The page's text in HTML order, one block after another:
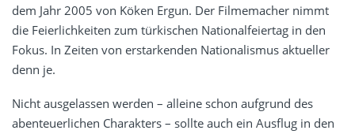
dem Jahr 2005 von Köken Ergun. Der Filmemacher nimmt
die Feierlichkeiten zum türkischen Nationalfeiertag in den
Fokus. In Zeiten von erstarkenden Nationalismus aktueller
denn je.
Nicht ausgelassen werden – alleine schon aufgrund des
abenteuerlichen Charakters – sollte auch ein Ausflug in den